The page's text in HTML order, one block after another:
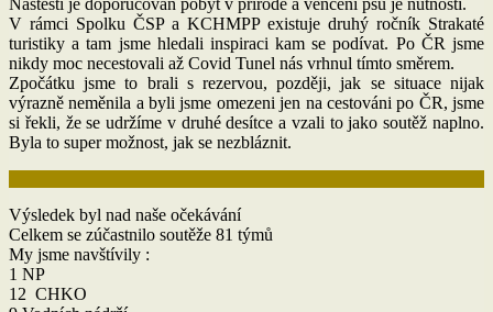
V rámci Spolku ČSP a KCHMPP existuje druhý ročník Strakaté
turistiky a tam jsme hledali inspiraci kam se podívat. Po ČR jsme
nikdy moc necestovali až Covid Tunel nás vrhnul tímto směrem.
Zpočátku jsme to brali s rezervou, později, jak se situace nijak
výrazně neměnila a byli jsme omezeni jen na cestováni po ČR, jsme
si řekli, že se udržíme v druhé desítce a vzali to jako soutěž naplno.
Byla to super možnost, jak se nezbláznit.
Výsledek byl nad naše očekávání
Celkem se zúčastnilo soutěže 81 týmů
My jsme navštívily :
1 NP
12 CHKO